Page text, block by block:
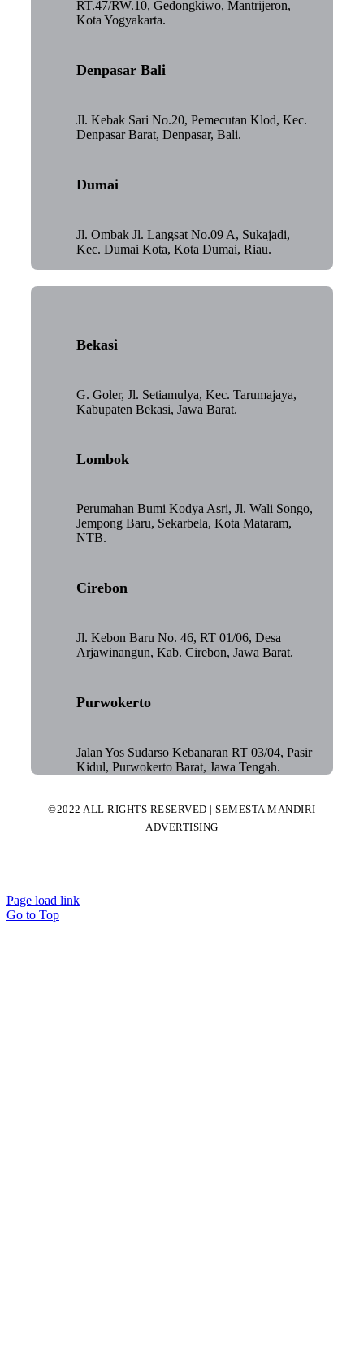
RT.47/RW.10, Gedongkiwo, Mantrijeron,
Kota Yogyakarta.
Denpasar Bali
Jl. Kebak Sari No.20, Pemecutan Klod, Kec.
Denpasar Barat, Denpasar, Bali.
Dumai
Jl. Ombak Jl. Langsat No.09 A, Sukajadi,
Kec. Dumai Kota, Kota Dumai, Riau.
Bekasi
G. Goler, Jl. Setiamulya, Kec. Tarumajaya,
Kabupaten Bekasi, Jawa Barat.
Lombok
Perumahan Bumi Kodya Asri, Jl. Wali Songo,
Jempong Baru, Sekarbela, Kota Mataram,
NTB.
Cirebon
Jl. Kebon Baru No. 46, RT 01/06, Desa
Arjawinangun, Kab. Cirebon, Jawa Barat.
Purwokerto
Jalan Yos Sudarso Kebanaran RT 03/04, Pasir
Kidul, Purwokerto Barat, Jawa Tengah.
©2022 ALL RIGHTS RESERVED | SEMESTA MANDIRI
ADVERTISING
Page load link
Go to Top